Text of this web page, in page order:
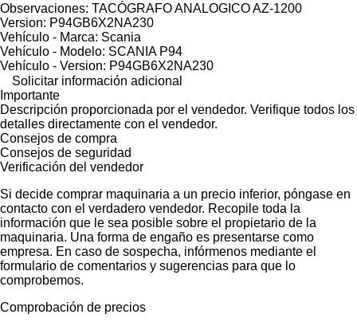
Observaciones: TACÓGRAFO ANALOGICO AZ-1200
Version: P94GB6X2NA230
Vehículo - Marca: Scania
Vehículo - Modelo: SCANIA P94
Vehículo - Version: P94GB6X2NA230
Solicitar información adicional
Importante
Descripción proporcionada por el vendedor. Verifique todos los
detalles directamente con el vendedor.
Consejos de compra
Consejos de seguridad
Verificación del vendedor
Si decide comprar maquinaria a un precio inferior, póngase en
contacto con el verdadero vendedor. Recopile toda la
información que le sea posible sobre el propietario de la
maquinaria. Una forma de engaño es presentarse como
empresa. En caso de sospecha, infórmenos mediante el
formulario de comentarios y sugerencias para que lo
comprobemos.
Comprobación de precios